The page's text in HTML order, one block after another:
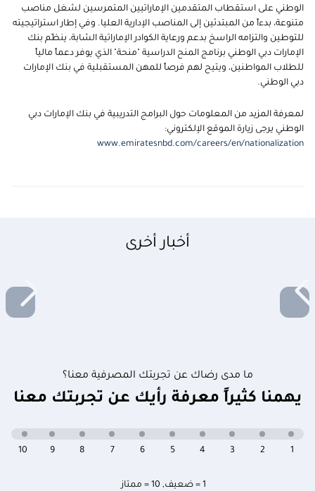
الوطني على استقطاب المتقدمين الإماراتيين المتمرسين لشغل مناصب
متنوعة، بدءاً من المبتدئين إلى المناصب الإدارية العليا. وفي إطار استراتيجيته
للتوطين والتزامه الراسخ بدعم ورعاية الكوادر الإماراتية الشابة، ينظّم بنك
الإمارات دبي الوطني برنامج المنح الدراسية "منحة" الذي يوفر دعماً مالياً
للطلاب المواطنين، ويتيح لهم فرصاً للمهن المستقبلية في بنك الإمارات
دبي الوطني.
لمعرفة المزيد من المعلومات حول البرامج التدريبية في بنك الإمارات دبي
الوطني يرجى زيارة الموقع الإلكتروني:
www.emiratesnbd.com/careers/en/nationalization
أخبار أخرى
ما مدى رضاك عن تجربتك المصرفية معنا؟
يهمنا كثيراً معرفة رأيك عن تجربتك معنا
1 = ضعيف , 10 = ممتاز
10 9 8 7 6 5 4 3 2 1